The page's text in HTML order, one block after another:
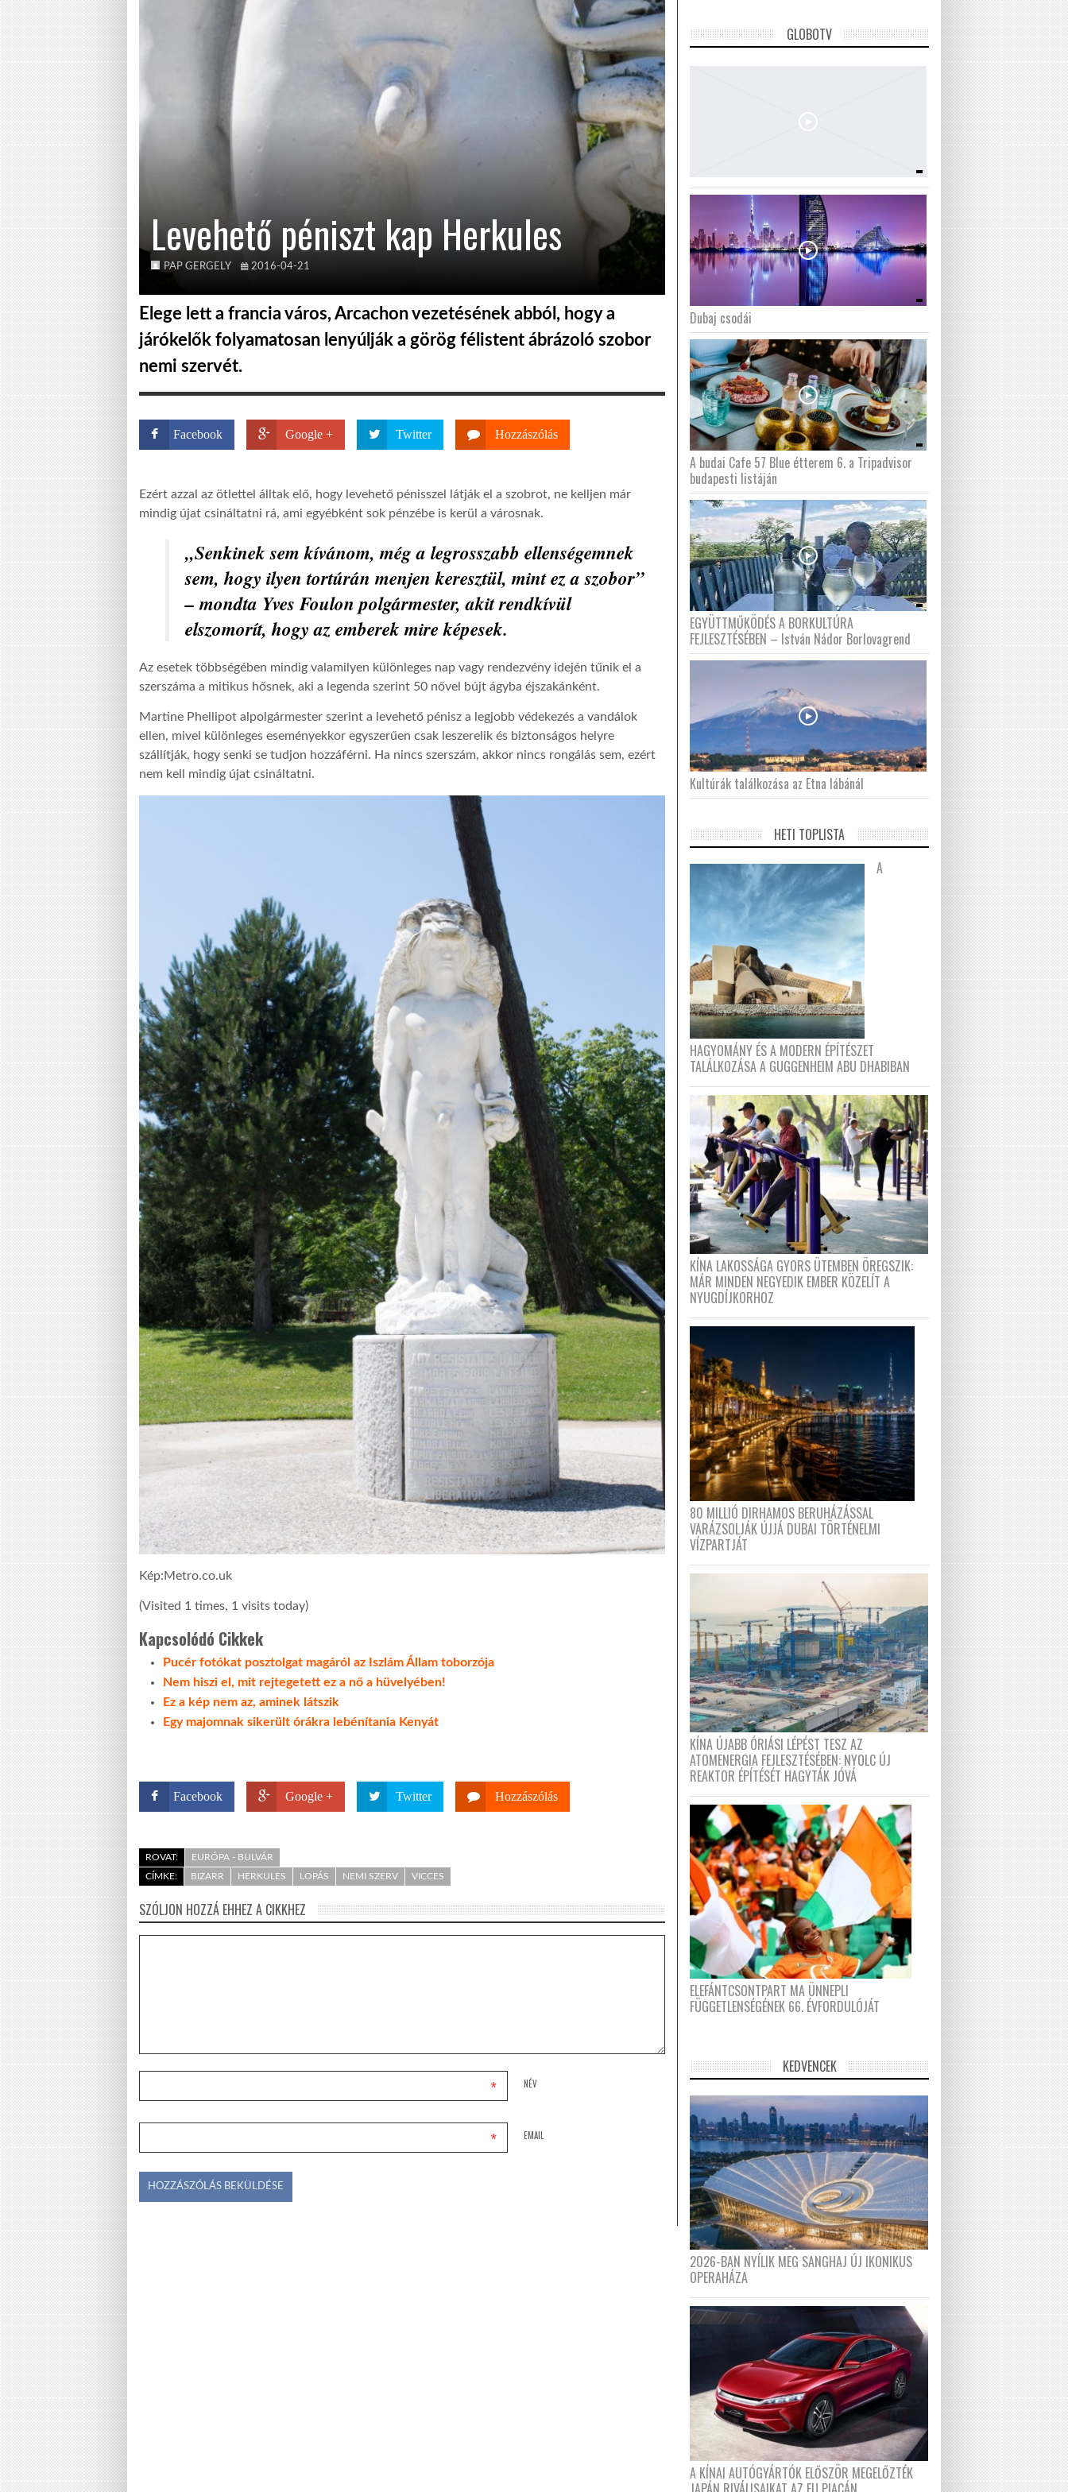
Levehető péniszt kap Herkules
PAP GERGELY 2016-04-21
Elege lett a francia város, Arcachon vezetésének abból, hogy a
járókelők folyamatosan lenyúlják a görög félistent ábrázoló szobor
nemi szervét.
Facebook Google + Twitter Hozzászólás
Ezért azzal az ötlettel álltak elő, hogy levehető pénisszel látják el a szobrot, ne kelljen már
mindig újat csináltatni rá, ami egyébként sok pénzébe is kerül a városnak.
„Senkinek sem kívánom, még a legrosszabb ellenségemnek
sem, hogy ilyen tortúrán menjen keresztül, mint ez a szobor”
– mondta Yves Foulon polgármester, akit rendkívül
elszomorít, hogy az emberek mire képesek.
Az esetek többségében mindig valamilyen különleges nap vagy rendezvény idején tűnik el a
szerszáma a mitikus hősnek, aki a legenda szerint 50 nővel bújt ágyba éjszakánként.
Martine Phellipot alpolgármester szerint a levehető pénisz a legjobb védekezés a vandálok
ellen, mivel különleges eseményekkor egyszerűen csak leszerelik és biztonságos helyre
szállítják, hogy senki se tudjon hozzáférni. Ha nincs szerszám, akkor nincs rongálás sem, ezért
nem kell mindig újat csináltatni.
Kép:Metro.co.uk
(Visited 1 times, 1 visits today)
Kapcsolódó Cikkek
Pucér fotókat posztolgat magáról az Iszlám Állam toborzója
Nem hiszi el, mit rejtegetett ez a nő a hüvelyében!
Ez a kép nem az, aminek látszik
Egy majomnak sikerült órákra lebénítania Kenyát
Facebook Google + Twitter Hozzászólás
ROVAT:
EURÓPA - BULVÁR
CÍMKE:
BIZARR HERKULES LOPÁS NEMI SZERV VICCES
SZÓLJON HOZZÁ EHHEZ A CIKKHEZ
NÉV
*
EMAIL
*
GLOBOTV
Dubaj csodái
A budai Cafe 57 Blue étterem 6. a Tripadvisor
budapesti listáján
EGYÜTTMŰKÖDÉS A BORKULTÚRA
FEJLESZTÉSÉBEN – István Nádor Borlovagrend
Kultúrák találkozása az Etna lábánál
HETI TOPLISTA
A
HAGYOMÁNY ÉS A MODERN ÉPÍTÉSZET
TALÁLKOZÁSA A GUGGENHEIM ABU DHABIBAN
KÍNA LAKOSSÁGA GYORS ÜTEMBEN ÖREGSZIK:
MÁR MINDEN NEGYEDIK EMBER KÖZELÍT A
NYUGDÍJKORHOZ
80 MILLIÓ DIRHAMOS BERUHÁZÁSSAL
VARÁZSOLJÁK ÚJJÁ DUBAI TÖRTÉNELMI
VÍZPARTJÁT
KÍNA ÚJABB ÓRIÁSI LÉPÉST TESZ AZ
ATOMENERGIA FEJLESZTÉSÉBEN: NYOLC ÚJ
REAKTOR ÉPÍTÉSÉT HAGYTÁK JÓVÁ
ELEFÁNTCSONTPART MA ÜNNEPLI
FÜGGETLENSÉGÉNEK 66. ÉVFORDULÓJÁT
KEDVENCEK
2026-BAN NYÍLIK MEG SANGHAJ ÚJ IKONIKUS
OPERAHÁZA
A KÍNAI AUTÓGYÁRTÓK ELŐSZÖR MEGELŐZTÉK